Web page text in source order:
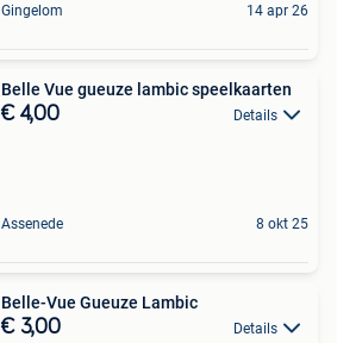
Gingelom 14 apr 26
Belle Vue gueuze lambic speelkaarten
€ 4,00 Details
Assenede 8 okt 25
Belle-Vue Gueuze Lambic
€ 3,00 Details